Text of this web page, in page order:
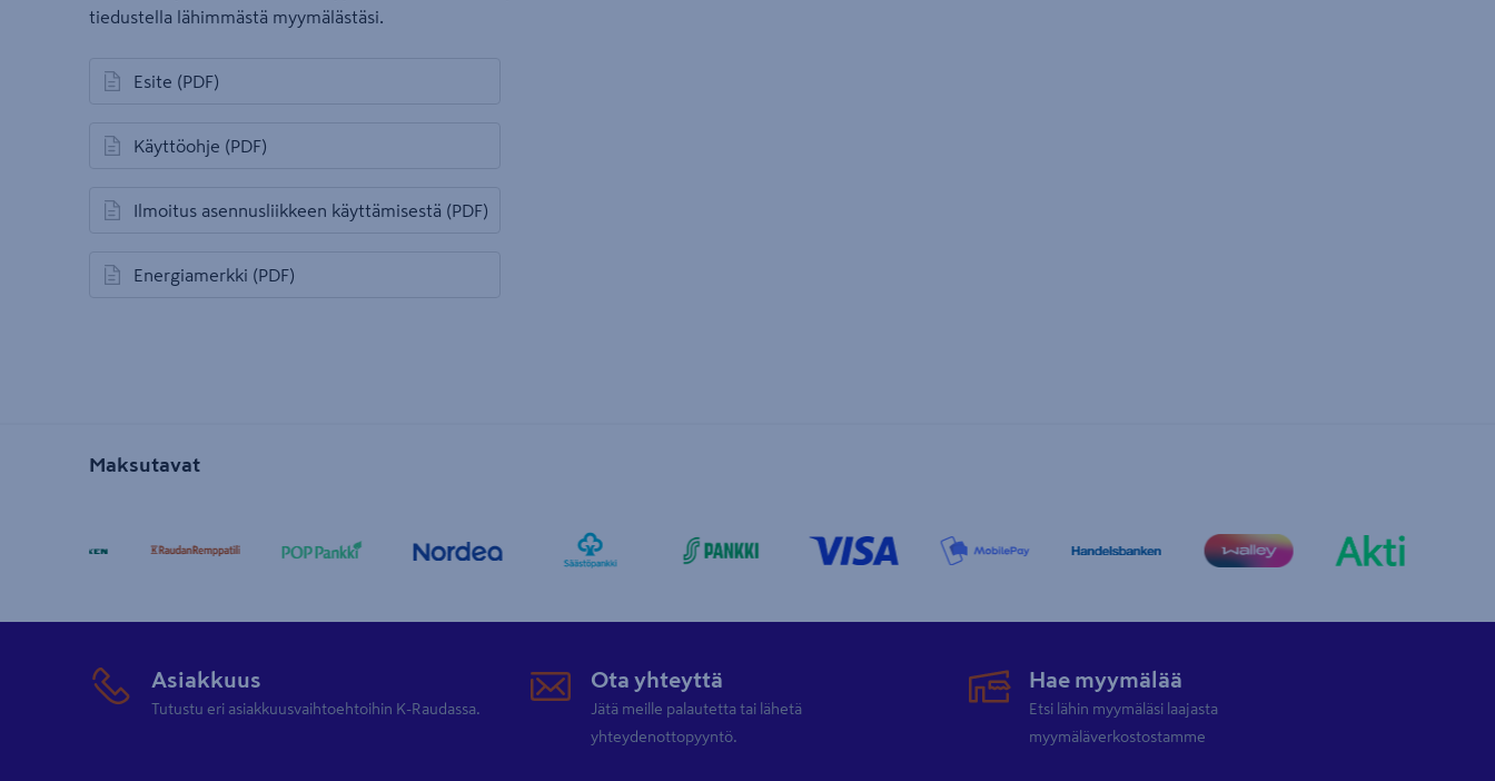
tiedustella lähimmästä myymälästäsi.
Esite (PDF)
avautuu uuteen välilehteen
Käyttöohje (PDF)
avautuu uuteen välilehteen
Ilmoitus asennusliikkeen käyttämisestä (PDF)
avautuu uuteen välilehteen
Energiamerkki (PDF)
avautuu uuteen välilehteen
Maksutavat
Asiakkuus
Tutustu eri asiakkuusvaihtoehtoihin K-Raudassa.
Ota yhteyttä
Jätä meille palautetta tai lähetä
yhteydenottopyyntö.
Hae myymälää
Etsi lähin myymäläsi laajasta
myymäläverkostostamme